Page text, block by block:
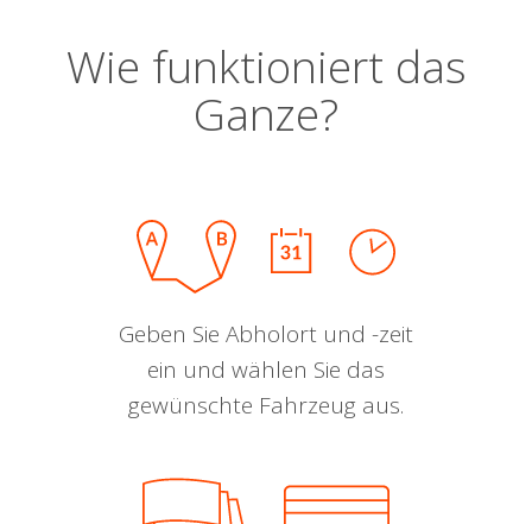
Wie funktioniert das
Ganze?
Geben Sie Abholort und -zeit
ein und wählen Sie das
gewünschte Fahrzeug aus.